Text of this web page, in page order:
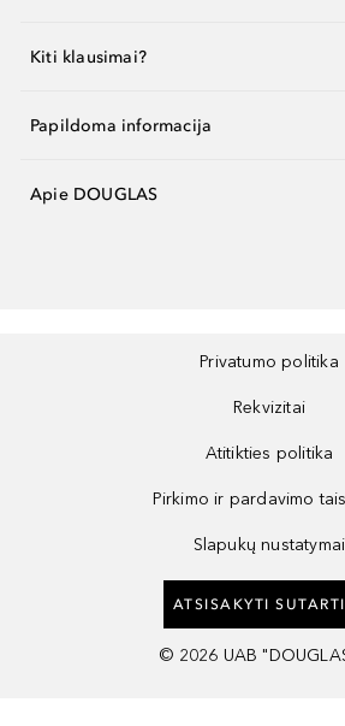
Kiti klausimai?
Papildoma informacija
Apie DOUGLAS
Privatumo politika
Rekvizitai
Atitikties politika
Pirkimo ir pardavimo
Slapukų nustatymai
ATSISAKYTI
© 2026 UAB